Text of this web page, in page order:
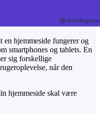
hjemmeside fungerer og
smartphones og tablets. En
sig forskellige
når den
hjemmeside skal være